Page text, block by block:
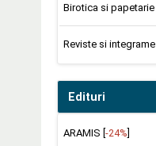
Birotica si papetarie
Reviste si integrame
Edituri
ARAMIS [-24%]